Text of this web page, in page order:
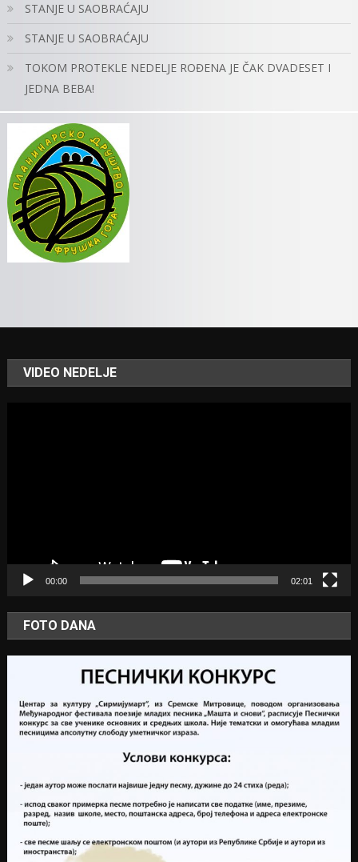
STANJE U SAOBRAĆAJU
STANJE U SAOBRAĆAJU
TOKOM PROTEKLE NEDELJE ROĐENA JE ČAK DVADESET I
JEDNA BEBA!
VIDEO NEDELJE
00:00 02:01
FOTO DANA